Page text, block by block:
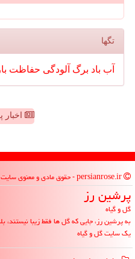
تگها
آب باد برگ آلودگی حفاظت
پرشین رز
گل و گیاه
به پرشین رز، جایی که گل ها فقط زیبا
یک سایت گل و گیاه